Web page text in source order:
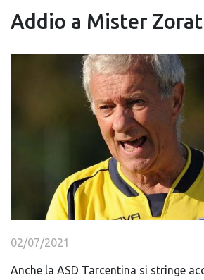
Addio a Mister
02/07/2021
Anche la ASD Tarcentina si stringe